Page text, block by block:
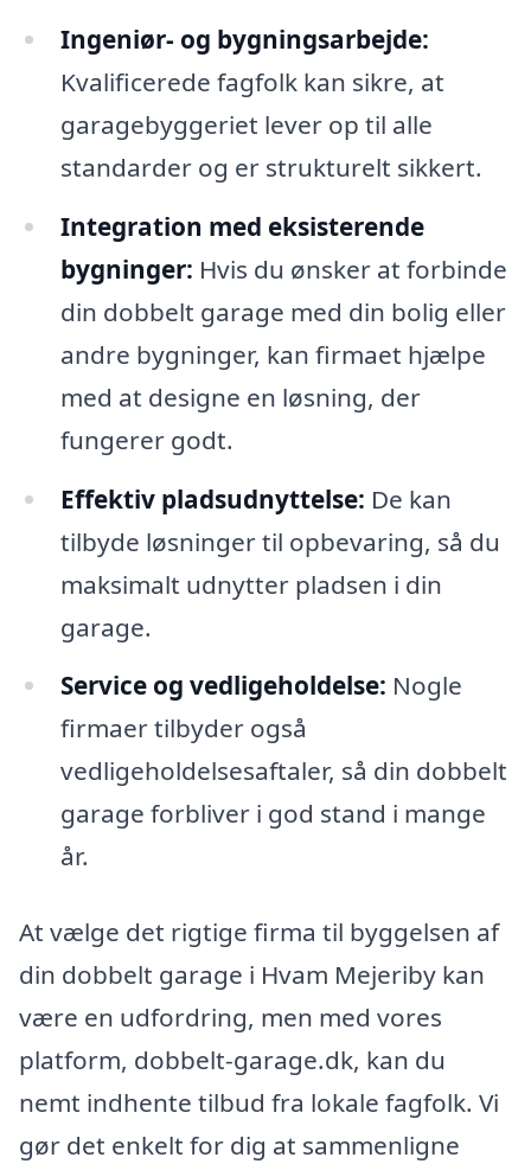
Ingeniør- og bygningsarbejde:
Kvalificerede fagfolk kan sikre, at
garagebyggeriet lever op til alle
standarder og er strukturelt sikkert.
Integration med eksisterende
bygninger: Hvis du ønsker at forbinde
din dobbelt garage med din bolig eller
andre bygninger, kan firmaet hjælpe
med at designe en løsning, der
fungerer godt.
Effektiv pladsudnyttelse: De kan
tilbyde løsninger til opbevaring, så du
maksimalt udnytter pladsen i din
garage.
Service og vedligeholdelse: Nogle
firmaer tilbyder også
vedligeholdelsesaftaler, så din dobbelt
garage forbliver i god stand i mange
år.
At vælge det rigtige firma til byggelsen af
din dobbelt garage i Hvam Mejeriby kan
være en udfordring, men med vores
platform, dobbelt-garage.dk, kan du
nemt indhente tilbud fra lokale fagfolk. Vi
gør det enkelt for dig at sammenligne